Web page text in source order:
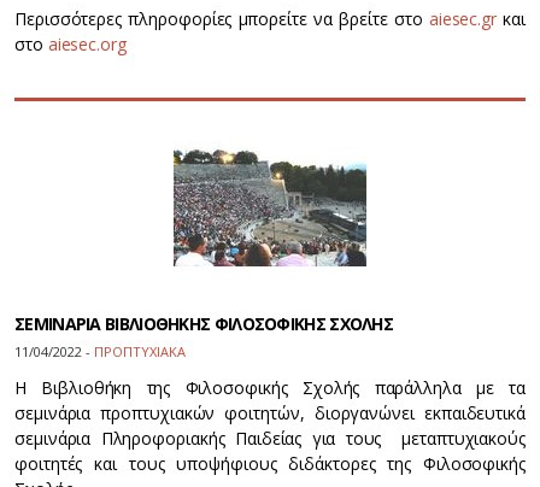
Περισσότερες πληροφορίες μπορείτε να βρείτε στο aiesec.gr και
στο aiesec.org
ΣΕΜΙΝΑΡΙΑ ΒΙΒΛΙΟΘΗΚΗΣ ΦΙΛΟΣΟΦΙΚΗΣ ΣΧΟΛΗΣ
11/04/2022 - ΠΡΟΠΤΥΧΙΑΚΑ
H Βιβλιοθήκη της Φιλοσοφικής Σχολής παράλληλα με τα
σεμινάρια προπτυχιακών φοιτητών, διοργανώνει εκπαιδευτικά
σεμινάρια Πληροφοριακής Παιδείας για τους μεταπτυχιακούς
φοιτητές και τους υποψήφιους διδάκτορες της Φιλοσοφικής